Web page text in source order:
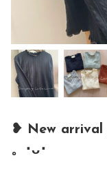
❥ New arrival
。･ᴗ･